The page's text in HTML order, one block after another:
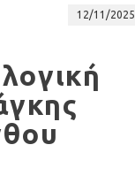
12/11/2025